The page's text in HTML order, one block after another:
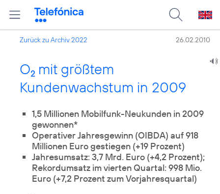
Zurück zu Archiv 2022 26.02.2010
O2 mit größtem
Kundenwachstum in 2009
1,5 Millionen Mobilfunk-Neukunden in 2009
gewonnen*
Operativer Jahresgewinn (OIBDA) auf 918
Millionen Euro gestiegen (+19 Prozent)
Jahresumsatz: 3,7 Mrd. Euro (+4,2 Prozent);
Rekordumsatz im vierten Quartal: 998 Mio.
Euro (+7,2 Prozent zum Vorjahresquartal)